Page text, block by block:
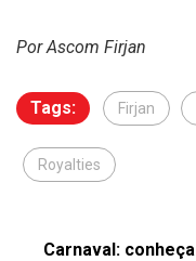
Por Ascom Firjan
Tags: Firjan
Royalties
Carnaval: conheça